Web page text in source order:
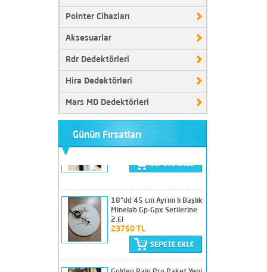
Pointer Cihazları
Aksesuarlar
Rdr Dedektörleri
Hira Dedektörleri
Mars MD Dedektörleri
Günün Fırsatları
67500 TL
Nokta Score 3 Temiz
Sorunsuz Sıkıntısız
19750 TL
23750 TL
Golden Rain Pro Paket Yeni
Sürüm
28500 TL